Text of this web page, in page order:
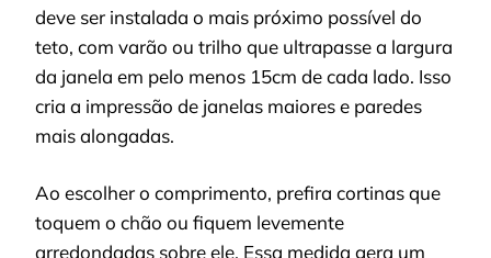
deve ser instalada o mais próximo possível do
teto, com varão ou trilho que ultrapasse a largura
da janela em pelo menos 15cm de cada lado. Isso
cria a impressão de janelas maiores e paredes
mais alongadas.
Ao escolher o comprimento, prefira cortinas que
toquem o chão ou fiquem levemente
arredondadas sobre ele. Essa medida gera um